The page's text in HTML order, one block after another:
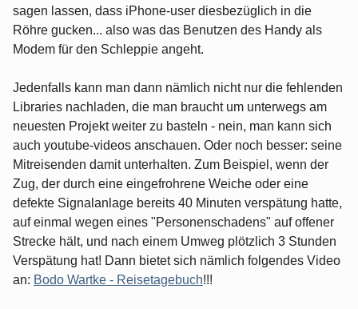
sagen lassen, dass iPhone-user diesbezüglich in die
Röhre gucken... also was das Benutzen des Handy als
Modem für den Schleppie angeht.
Jedenfalls kann man dann nämlich nicht nur die fehlenden
Libraries nachladen, die man braucht um unterwegs am
neuesten Projekt weiter zu basteln - nein, man kann sich
auch youtube-videos anschauen. Oder noch besser: seine
Mitreisenden damit unterhalten. Zum Beispiel, wenn der
Zug, der durch eine eingefrohrene Weiche oder eine
defekte Signalanlage bereits 40 Minuten verspätung hatte,
auf einmal wegen eines "Personenschadens" auf offener
Strecke hält, und nach einem Umweg plötzlich 3 Stunden
Verspätung hat! Dann bietet sich nämlich folgendes Video
an: Bodo Wartke - Reisetagebuch!!!